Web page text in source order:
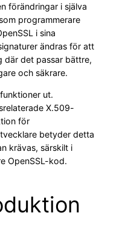
förändringar i själva
programmerare
i sina
ändras för att
där det passar bättre,
och säkrare.
ut.
X.509-
för
betyder detta
krävas, särskilt i
OpenSSL-kod.